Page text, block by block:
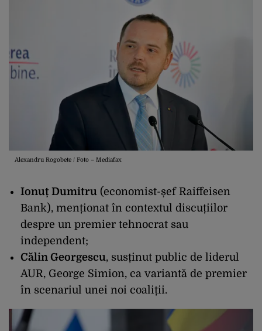
Alexandru Rogobete / Foto – Mediafax
Ionuț Dumitru (economist-șef Raiffeisen
Bank), menționat în contextul discuțiilor
despre un premier tehnocrat sau
independent;
Călin Georgescu, susținut public de liderul
AUR, George Simion, ca variantă de premier
în scenariul unei noi coaliții.